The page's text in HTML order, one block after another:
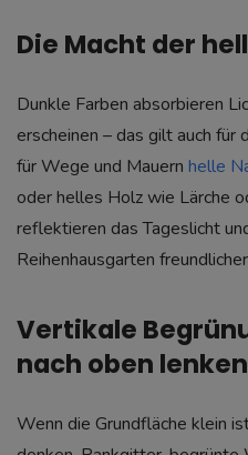
Die Macht der
Dunkle Farben absorbieren
erscheinen – das gilt auch für
für Wege und Mauern helle
oder helles Holz wie Lärche
reflektieren das Tageslicht
Reihenhausgarten
Vertikale
nach oben lenken
Wenn die Grundfläche klein